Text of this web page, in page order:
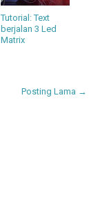
Tutorial: Text
berjalan 3 Led
Matrix
Posting Lama →